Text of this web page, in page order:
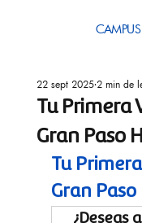
CAMPUS
Tu Primera
Gran Paso
22 sept 20252 min de
Tu
Gran
¿Deseas